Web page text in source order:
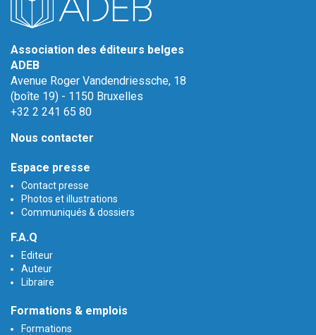
Association des éditeurs belges
ADEB
Avenue Roger Vandendriessche, 18
(boîte 19) - 1150 Bruxelles
+32 2 241 65 80
Nous contacter
Espace presse
Contact presse
Photos et illustrations
Communiqués & dossiers
F.A.Q
Editeur
Auteur
Libraire
Formations & emplois
Formations